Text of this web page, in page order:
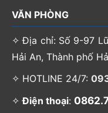
VĂN PHÒNG
✧ Địa chỉ: Số 9-97
Hải An, Thành phố
✧ HOTLINE 24/7:
✧Điện thoại: